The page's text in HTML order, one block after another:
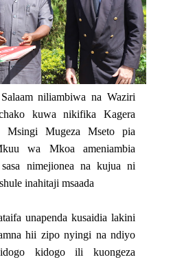
niliambiwa na Waziri
kuwa nikifika Kagera
Msingi Mugeza Mseto pia
wa Mkoa ameniambia
nimejionea na kujua ni
inahitaji msaada
unapenda kusaidia lakini
hii zipo nyingi na ndiyo
kidogo ili kuongeza